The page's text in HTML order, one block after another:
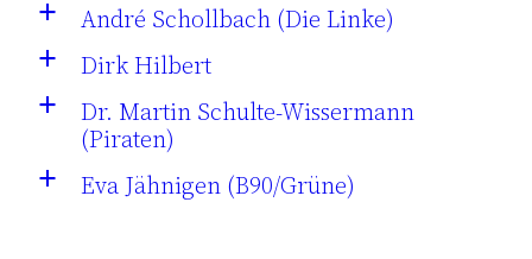
a André Schollbach (Die Linke)
a Dirk Hilbert
a
Dr. Martin Schulte-Wissermann
(Piraten)
a Eva Jähnigen (B90/Grüne)